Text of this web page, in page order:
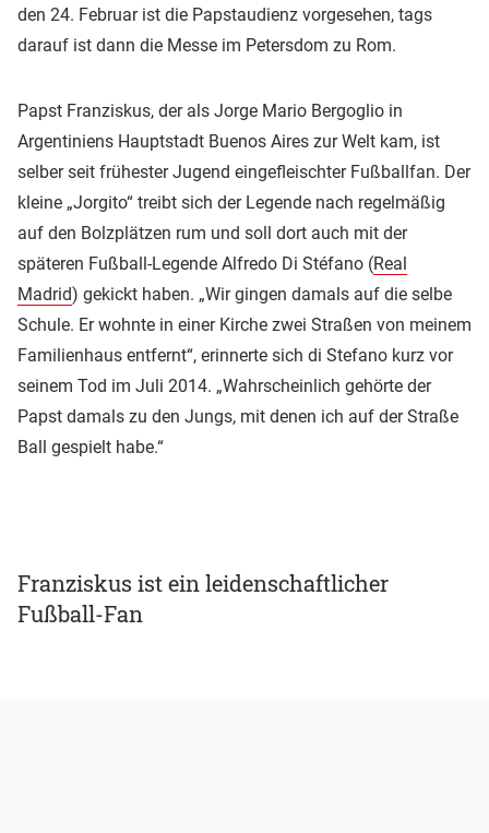
den 24. Februar ist die Papstaudienz vorgesehen, tags
darauf ist dann die Messe im Petersdom zu Rom.
Papst Franziskus, der als Jorge Mario Bergoglio in
Argentiniens Hauptstadt Buenos Aires zur Welt kam, ist
selber seit frühester Jugend eingefleischter Fußballfan. Der
kleine „Jorgito“ treibt sich der Legende nach regelmäßig
auf den Bolzplätzen rum und soll dort auch mit der
späteren Fußball-Legende Alfredo Di Stéfano (Real
Madrid) gekickt haben. „Wir gingen damals auf die selbe
Schule. Er wohnte in einer Kirche zwei Straßen von meinem
Familienhaus entfernt“, erinnerte sich di Stefano kurz vor
seinem Tod im Juli 2014. „Wahrscheinlich gehörte der
Papst damals zu den Jungs, mit denen ich auf der Straße
Ball gespielt habe.“
Franziskus ist ein leidenschaftlicher
Fußball-Fan